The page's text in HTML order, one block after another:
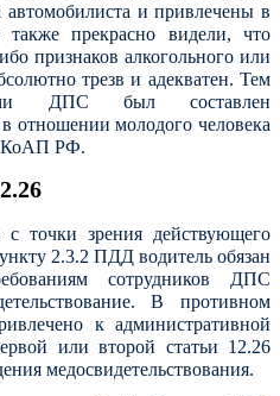
и привлечены в
также прекрасно видели, что
признаков алкогольного или
трезв и адекватен. Тем
ДПС был составлен
отношении молодого человека
КоАП РФ.
с точки зрения действующего
2.3.2 ПДД водитель обязан
сотрудников ДПС
В противном
к административной
или второй статьи 12.26
медосвидетельствования.